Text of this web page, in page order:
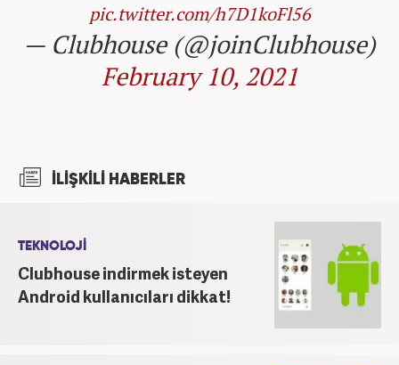
pic.twitter.com/h7D1koFl56
— Clubhouse (@joinClubhouse)
February 10, 2021
İLİŞKİLİ HABERLER
TEKNOLOJİ
Clubhouse indirmek isteyen
Android kullanıcıları dikkat!